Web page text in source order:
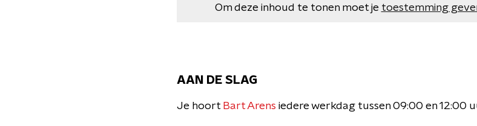
Om deze inhoud te tonen moet je toestemming
AAN DE SLAG
Je hoort Bart Arens iedere werkdag tussen 09:00 en 12:00